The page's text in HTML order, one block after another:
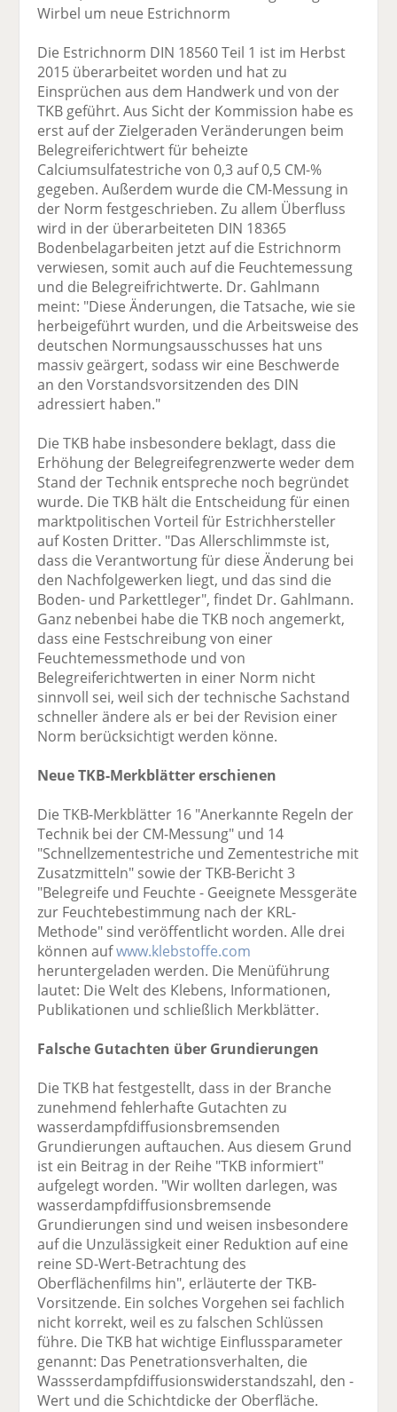
Wirbel um neue Estrichnorm
Die Estrichnorm DIN 18560 Teil 1 ist im Herbst
2015 überarbeitet worden und hat zu
Einsprüchen aus dem Handwerk und von der
TKB geführt. Aus Sicht der Kommission habe es
erst auf der Zielgeraden Veränderungen beim
Belegreiferichtwert für beheizte
Calciumsulfatestriche von 0,3 auf 0,5 CM-%
gegeben. Außerdem wurde die CM-Messung in
der Norm festgeschrieben. Zu allem Überfluss
wird in der überarbeiteten DIN 18365
Bodenbelagarbeiten jetzt auf die Estrichnorm
verwiesen, somit auch auf die Feuchtemessung
und die Belegreifrichtwerte. Dr. Gahlmann
meint: "Diese Änderungen, die Tatsache, wie sie
herbeigeführt wurden, und die Arbeitsweise des
deutschen Normungsausschusses hat uns
massiv geärgert, sodass wir eine Beschwerde
an den Vorstandsvorsitzenden des DIN
adressiert haben."
Die TKB habe insbesondere beklagt, dass die
Erhöhung der Belegreifegrenzwerte weder dem
Stand der Technik entspreche noch begründet
wurde. Die TKB hält die Entscheidung für einen
marktpolitischen Vorteil für Estrichhersteller
auf Kosten Dritter. "Das Allerschlimmste ist,
dass die Verantwortung für diese Änderung bei
den Nachfolgewerken liegt, und das sind die
Boden- und Parkettleger", findet Dr. Gahlmann.
Ganz nebenbei habe die TKB noch angemerkt,
dass eine Festschreibung von einer
Feuchtemessmethode und von
Belegreiferichtwerten in einer Norm nicht
sinnvoll sei, weil sich der technische Sachstand
schneller ändere als er bei der Revision einer
Norm berücksichtigt werden könne.
Neue TKB-Merkblätter erschienen
Die TKB-Merkblätter 16 "Anerkannte Regeln der
Technik bei der CM-Messung" und 14
"Schnellzementestriche und Zementestriche mit
Zusatzmitteln" sowie der TKB-Bericht 3
"Belegreife und Feuchte - Geeignete Messgeräte
zur Feuchtebestimmung nach der KRL-
Methode" sind veröffentlicht worden. Alle drei
können aufwww.klebstoffe.com
heruntergeladen werden. Die Menüführung
lautet: Die Welt des Klebens, Informationen,
Publikationen und schließlich Merkblätter.
Falsche Gutachten über Grundierungen
Die TKB hat festgestellt, dass in der Branche
zunehmend fehlerhafte Gutachten zu
wasserdampfdiffusionsbremsenden
Grundierungen auftauchen. Aus diesem Grund
ist ein Beitrag in der Reihe "TKB informiert"
aufgelegt worden. "Wir wollten darlegen, was
wasserdampfdiffusionsbremsende
Grundierungen sind und weisen insbesondere
auf die Unzulässigkeit einer Reduktion auf eine
reine SD-Wert-Betrachtung des
Oberflächenfilms hin", erläuterte der TKB-
Vorsitzende. Ein solches Vorgehen sei fachlich
nicht korrekt, weil es zu falschen Schlüssen
führe. Die TKB hat wichtige Einflussparameter
genannt: Das Penetrationsverhalten, die
Wassserdampfdiffusionswiderstandszahl, den -
Wert und die Schichtdicke der Oberfläche.